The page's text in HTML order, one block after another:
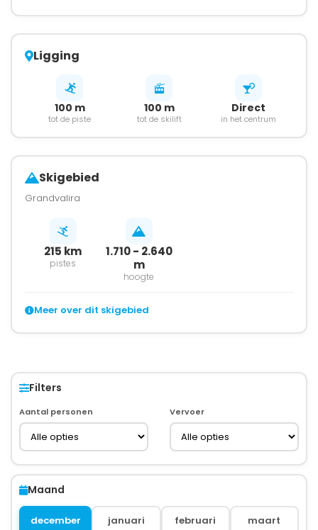
Ligging
100 m
tot de piste
100 m
tot de skilift
Direct
in het centrum
Skigebied
Grandvalira
215 km
pistes
1.710 - 2.640
m
hoogte
Meer over dit skigebied
Filters
Aantal personen Vervoer
Maand
december januari februari maart